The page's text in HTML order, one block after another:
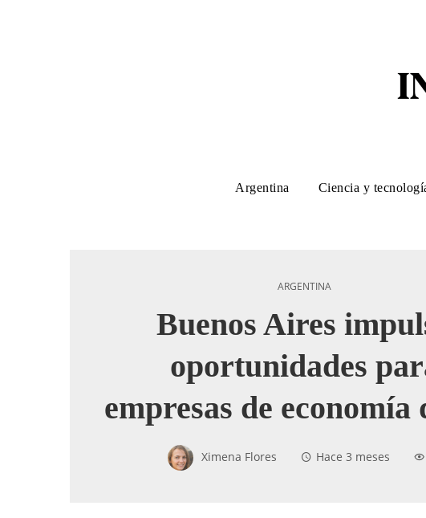
Argentina Ciencia y
ARGENTINA
Buenos Aires
oportunidades
empresas de
Ximena Flores Hace 3 meses